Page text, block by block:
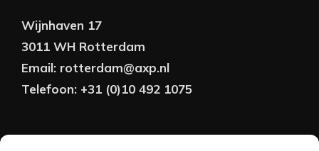
Wijnhaven 17
3011 WH Rotterdam
Email: rotterdam@axp.nl
Telefoon: +31 (0)10 492 1075